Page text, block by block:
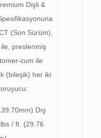
Dişli &
(Son Sürüm),
preslenmiş
cum ile
(bileşik) her iki
Dış
/ ft. (29.76